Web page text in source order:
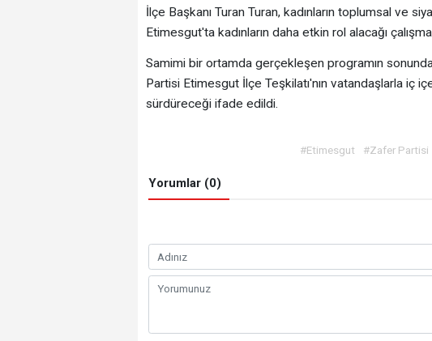
İlçe Başkanı Turan Turan, kadınların toplumsal ve
Etimesgut'ta kadınların daha etkin rol alacağı
Samimi bir ortamda gerçekleşen programın
Partisi Etimesgut İlçe Teşkilatı'nın vatandaşlarla iç
sürdüreceği ifade edildi.
#Etimesgut #Zafer Partisi
Yorumlar (0)